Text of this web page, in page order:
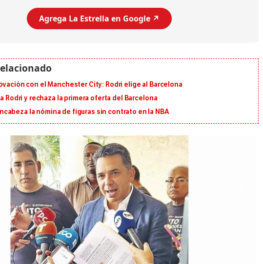
Agrega La Estrella en Google ↗️
con el Manchester City: Rodri elige al Barcelona
Rodri y rechaza la primera oferta del Barcelona
la nómina de figuras sin contrato en la NBA
Un fuerte terremoto de magnitud
7,1 se registró este martes 28 de